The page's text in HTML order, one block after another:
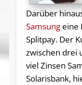
Darüber
Samsungeine
Splitpay. Der
zwischen drei
viel Zinsen
Solarisbank,